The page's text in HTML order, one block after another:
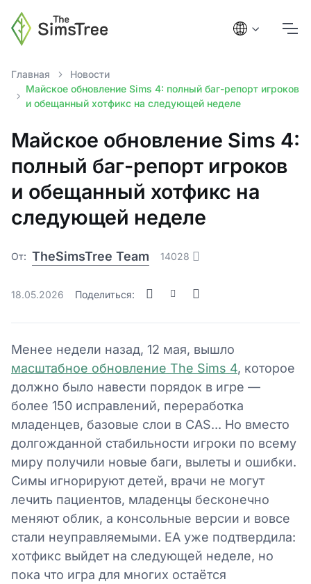
Главная
Новости
Майское обновление Sims 4: полный баг-репорт игроков
и обещанный хотфикс на следующей неделе
Майское обновление Sims 4:
полный баг-репорт игроков
и обещанный хотфикс на
следующей неделе
От: TheSimsTree Team 14028
18.05.2026 Поделиться:
Менее недели назад, 12 мая, вышло
масштабное обновление The Sims 4, которое
должно было навести порядок в игре —
более 150 исправлений, переработка
младенцев, базовые слои в CAS... Но вместо
долгожданной стабильности игроки по всему
миру получили новые баги, вылеты и ошибки.
Симы игнорируют детей, врачи не могут
лечить пациентов, младенцы бесконечно
меняют облик, а консольные версии и вовсе
стали неуправляемыми. EA уже подтвердила:
хотфикс выйдет на следующей неделе, но
пока что игра для многих остаётся